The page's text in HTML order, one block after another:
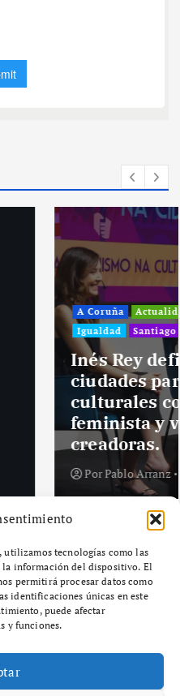
utilizamos tecnologías como las
la información del dispositivo. El
permitirá procesar datos como
identificaciones únicas en este
puede afectar
y funciones.
Galicia
Sociedad
papel de las
políticas
a las mujeres
2026 27 views